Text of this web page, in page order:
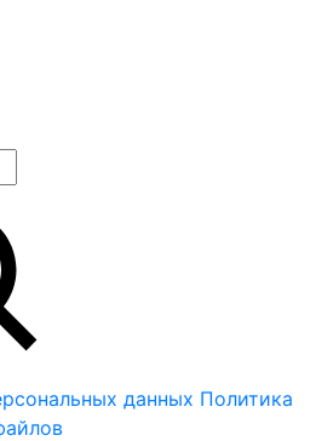
данных Политика